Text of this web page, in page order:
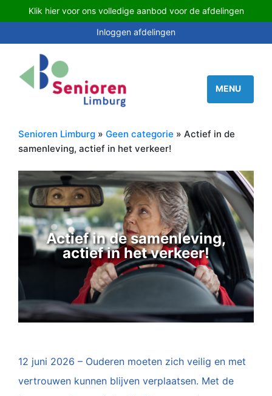
Klik hier voor ons volledige aanbod voor de afdelingen
Inloggen afdelingen
Senioren Limburg » Geen categorie » Actief in de
samenleving, actief in het verkeer!
Actief in de samenleving,
actief in het verkeer!
12 juni 2026 – Ouderen moeten zich veilig en met
vertrouwen kunnen blijven verplaatsen. Met de